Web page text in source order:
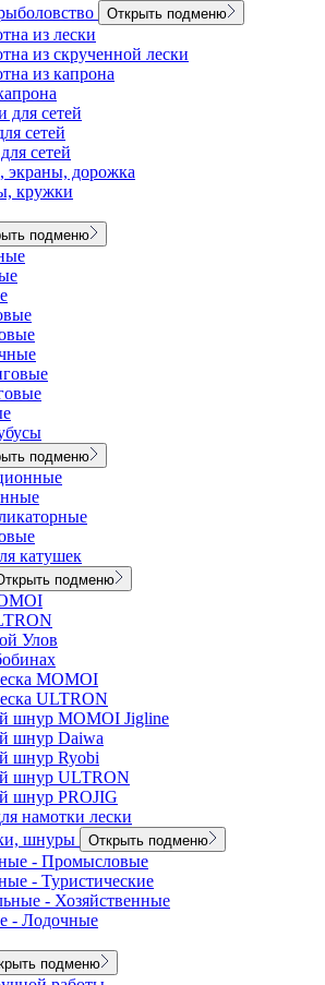
Открыть подменю
из лески
из скрученной лески
из капрона
для сетей
сетей
сетей
экраны, дорожка
кружки
подменю
подменю
катушек
подменю
Улов
MOMOI
ULTRON
шнур MOMOI Jigline
шнур Daiwa
шнур Ryobi
шнур ULTRON
шнур PROJIG
намотки лески
шнуры
Открыть подменю
- Промысловые
- Туристические
- Хозяйственные
- Лодочные
подменю